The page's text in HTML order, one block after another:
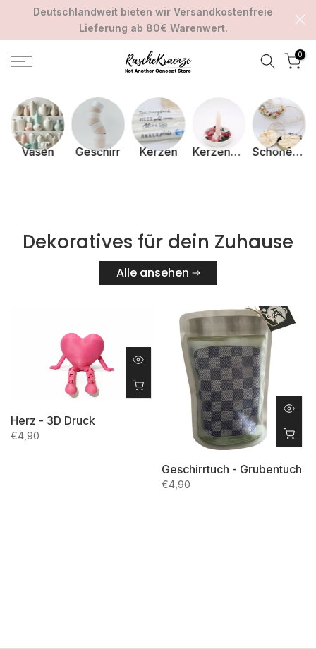
springen
Deutschlandweit bieten wir Versandkostenfreie
Lieferung ab 80€ Warenwert.
0
Vasen Geschirr Kerzen Kerzenständer Schönes aus Holz
Dekoratives für dein Zuhause
Alle ansehen
Herz - 3D Druck
€4,90
Geschirrtuch - Grubentuch
€4,90